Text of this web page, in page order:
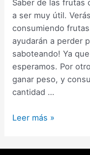
Saber de las frutas
a ser muy útil.
consumiendo
ayudarán a perder
saboteando! Ya
esperamos. Por
ganar peso, y
cantidad …
Frutas
Leer más »